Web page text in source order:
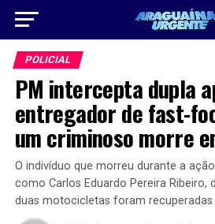
POLICIAL
PM intercepta dupla
entregador de fast-
um criminoso morre
O indivíduo que morreu durante a
como Carlos Eduardo Pereira Ribeiro,
duas motocicletas foram recuperadas